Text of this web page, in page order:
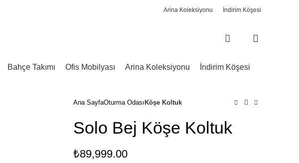
Arina Koleksiyonu İndirim Köşesi
Bahçe Takımı Ofis Mobilyası Arina Koleksiyonu İndirim Köşesi
Ana SayfaOturma Odası Köşe Koltuk
Solo Bej Köşe Koltuk
₺89,999.00